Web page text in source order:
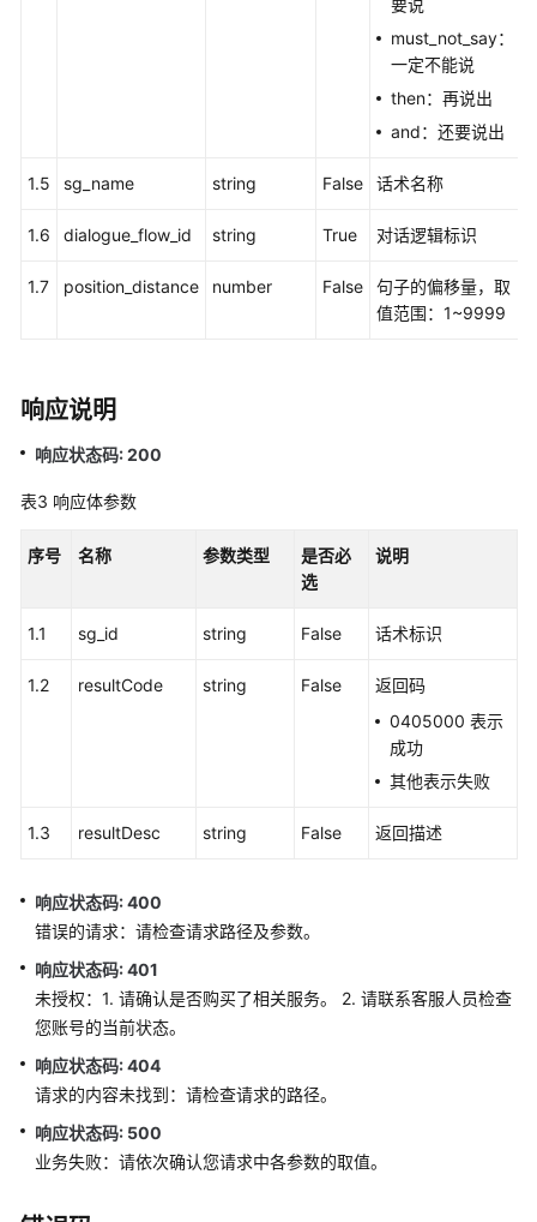
集
机
座
席）
能
成
邦
户
网
客
户
接
入
通
知
能
集
要说
must_not_say：
一定不能说
then：再说出
and：还要说出
1.5 sg_name string False 话术名称
1.6 dialogue_flow_id string True 对话逻辑标识
1.7 position_distance number False
句子的偏移量，取
值范围：1~9999
响应说明
响应状态码: 200
表3 响应体参数
序号 名称 参数类型
是否必
选
说明
1.1 sg_id string False 话术标识
1.2 resultCode string False
返回码
0405000 表示
成功
其他表示失败
1.3 resultDesc string False 返回描述
响应状态码: 400
错误的请求：请检查请求路径及参数。
响应状态码: 401
未授权：1. 请确认是否购买了相关服务。 2. 请联系客服人员检查
您账号的当前状态。
响应状态码: 404
请求的内容未找到：请检查请求的路径。
响应状态码: 500
业务失败：请依次确认您请求中各参数的取值。